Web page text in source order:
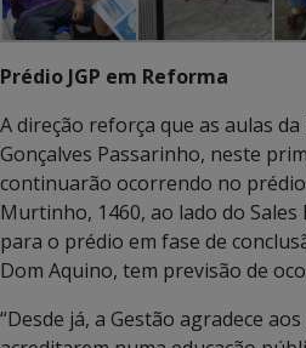
Prédio JGP em Reforma
A direção reforça que as aulas da
Gonçalves Passarinho, neste
continuarão ocorrendo no
Murtinho, 1460, ao lado do Sales
para o prédio em fase de
Dom Aquino, tem previsão de
“Desde já, a Gestão agradece